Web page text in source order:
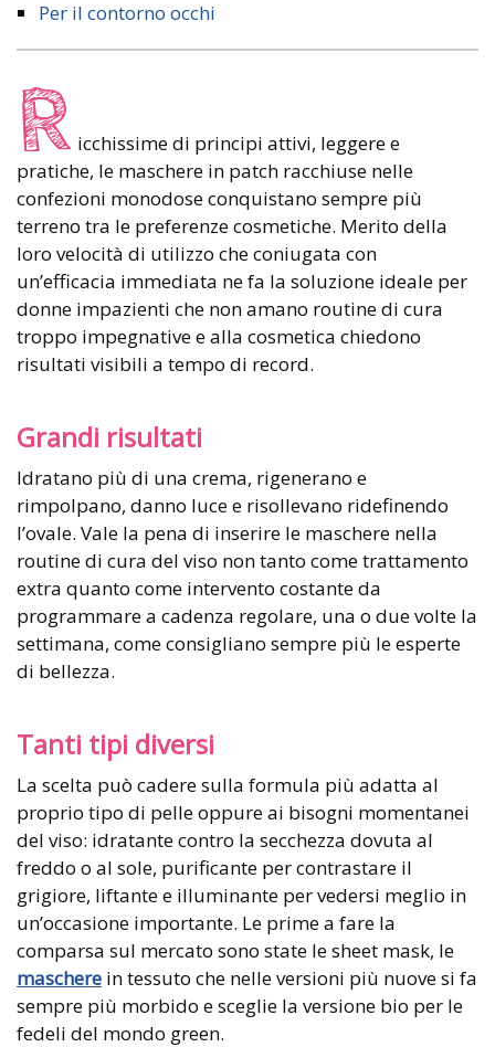
Per il contorno occhi
R icchissime di principi attivi, leggere e
pratiche, le maschere in patch racchiuse nelle
confezioni monodose conquistano sempre più
terreno tra le preferenze cosmetiche. Merito della
loro velocità di utilizzo che coniugata con
un’efficacia immediata ne fa la soluzione ideale per
donne impazienti che non amano routine di cura
troppo impegnative e alla cosmetica chiedono
risultati visibili a tempo di record.
Grandi risultati
Idratano più di una crema, rigenerano e
rimpolpano, danno luce e risollevano ridefinendo
l’ovale. Vale la pena di inserire le maschere nella
routine di cura del viso non tanto come trattamento
extra quanto come intervento costante da
programmare a cadenza regolare, una o due volte la
settimana, come consigliano sempre più le esperte
di bellezza.
Tanti tipi diversi
La scelta può cadere sulla formula più adatta al
proprio tipo di pelle oppure ai bisogni momentanei
del viso: idratante contro la secchezza dovuta al
freddo o al sole, purificante per contrastare il
grigiore, liftante e illuminante per vedersi meglio in
un’occasione importante. Le prime a fare la
comparsa sul mercato sono state le sheet mask, le
maschere in tessuto che nelle versioni più nuove si fa
sempre più morbido e sceglie la versione bio per le
fedeli del mondo green.